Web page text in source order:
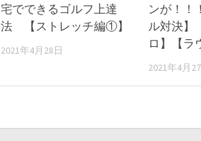
宅でできるゴルフ上達
法 【ストレッチ編①】
2021年4月28日
ンが！！
ル対決】
ロ】【ラ
2021年4月